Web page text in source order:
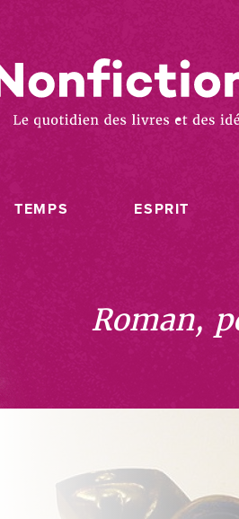
TEMPS ESPRIT
Roman,